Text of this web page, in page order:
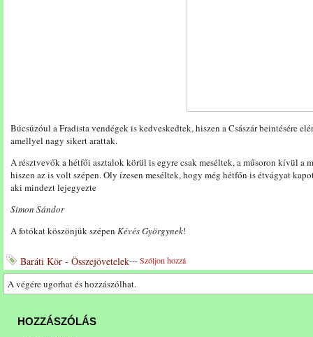
Búcsúzóul a Fradista vendégek is kedveskedtek, hiszen a Császár beintésére
amellyel nagy sikert arattak.
A résztvevők a hétfői asztalok körül is egyre csak meséltek, a műsoron kívül a
hiszen az is volt szépen. Oly ízesen meséltek, hogy még hétfőn is étvágyat
aki mindezt lejegyezte
Simon Sándor
A fotókat köszönjük szépen Kévés Györgynek!
Baráti Kör - Összejövetelek---Szóljon hozzá
A végére ugorhat és hozzászólhat.
HOZZÁSZÓLÁS